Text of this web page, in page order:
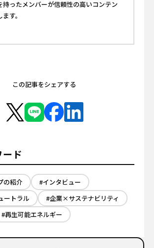
持ったメンバーが信頼性の高いコンテン
す。
この記事をシェアする
ド
の紹介
#インタビュー
ートラル
#企業×サステナビリティ
#再生可能エネルギー